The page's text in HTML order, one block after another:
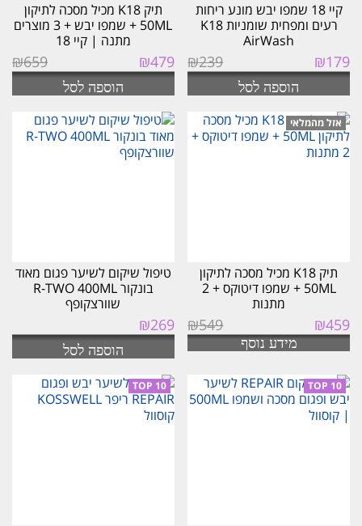
קיי 18 שמפו יבש מונע ריחות
רעים ומפחית שומניות K18
AirWash
₪239
המחיר
המקורי
₪179
הנוכחי
הוא:הוספה לסל
תיק K18 מכיל מסכה לתיקון
50ML + שמפו יבש + 3 מוצרים
מתנה | קיי 18
₪659
המחיר
המקורי
₪479
הנוכחי
הוא:הוספה לסל
תיק K18 מכיל מסכה לתיקון
50ML + שמפו דיטוקס + 2
מתנות
₪549
המחיר
המקורי
היה:
₪459
הנוכחי
הוא:מידע נוסף
טיפול שיקום לשיער פגום מאוד
בונקור R-TWO 400ML
שוורצקופף
₪269
הוספה לסל